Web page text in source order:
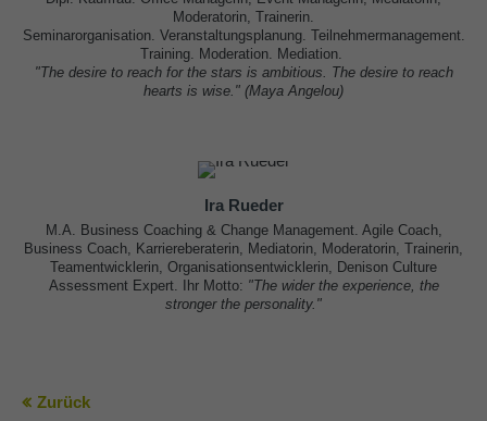
Moderatorin, Trainerin.
Seminarorganisation. Veranstaltungsplanung. Teilnehmermanagement.
Training. Moderation. Mediation.
"The desire to reach for the stars is ambitious. The desire to reach
hearts is wise." (Maya Angelou)
Ira Rueder
M.A. Business Coaching & Change Management. Agile Coach,
Business Coach, Karriereberaterin, Mediatorin, Moderatorin, Trainerin,
Teamentwicklerin, Organisationsentwicklerin, Denison Culture
Assessment Expert. Ihr Motto: "The wider the experience, the
stronger the personality."
Zurück